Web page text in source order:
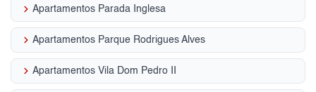
keyboard_arrow_right Apartamentos Parada Inglesa
keyboard_arrow_right Apartamentos Parque Rodrigues Alves
keyboard_arrow_right Apartamentos Vila Dom Pedro II